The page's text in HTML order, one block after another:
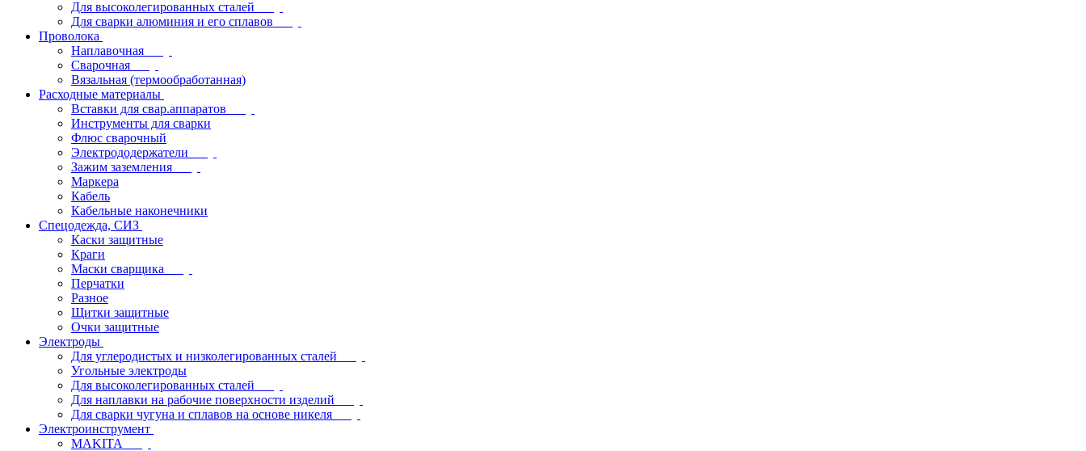
Для высоколегированных сталей
Для сварки алюминия и его сплавов
Проволока
Наплавочная
Сварочная
Вязальная (термообработанная)
Расходные материалы
Вставки для свар.аппаратов
Инструменты для сварки
Флюс сварочный
Электрододержатели
Зажим заземления
Маркера
Кабель
Кабельные наконечники
Спецодежда, СИЗ
Каски защитные
Краги
Маски сварщика
Перчатки
Разное
Щитки защитные
Очки защитные
Электроды
Для углеродистых и низколегированных сталей
Угольные электроды
Для высоколегированных сталей
Для наплавки на рабочие поверхности изделий
Для сварки чугуна и сплавов на основе никеля
Электроинструмент
МAKITA